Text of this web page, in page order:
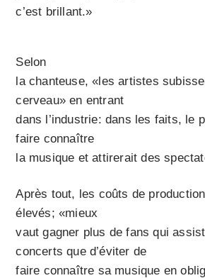
c’est brillant.»
Selon
la chanteuse, «les artistes
cerveau» en entrant
dans l’industrie: dans les faits, le
faire connaître
la musique et attirerait des
Après tout, les coûts de
élevés; «mieux
vaut gagner plus de fans qui
concerts que d’éviter de
faire connaître sa musique en